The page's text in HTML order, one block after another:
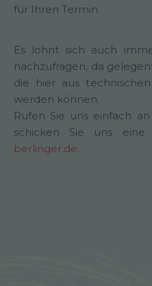
für Ihren Termin.
Es lohnt sich auch
nachzufragen, da
die hier aus
werden können.
Rufen Sie uns einfach
schicken Sie uns
berlinger.de.